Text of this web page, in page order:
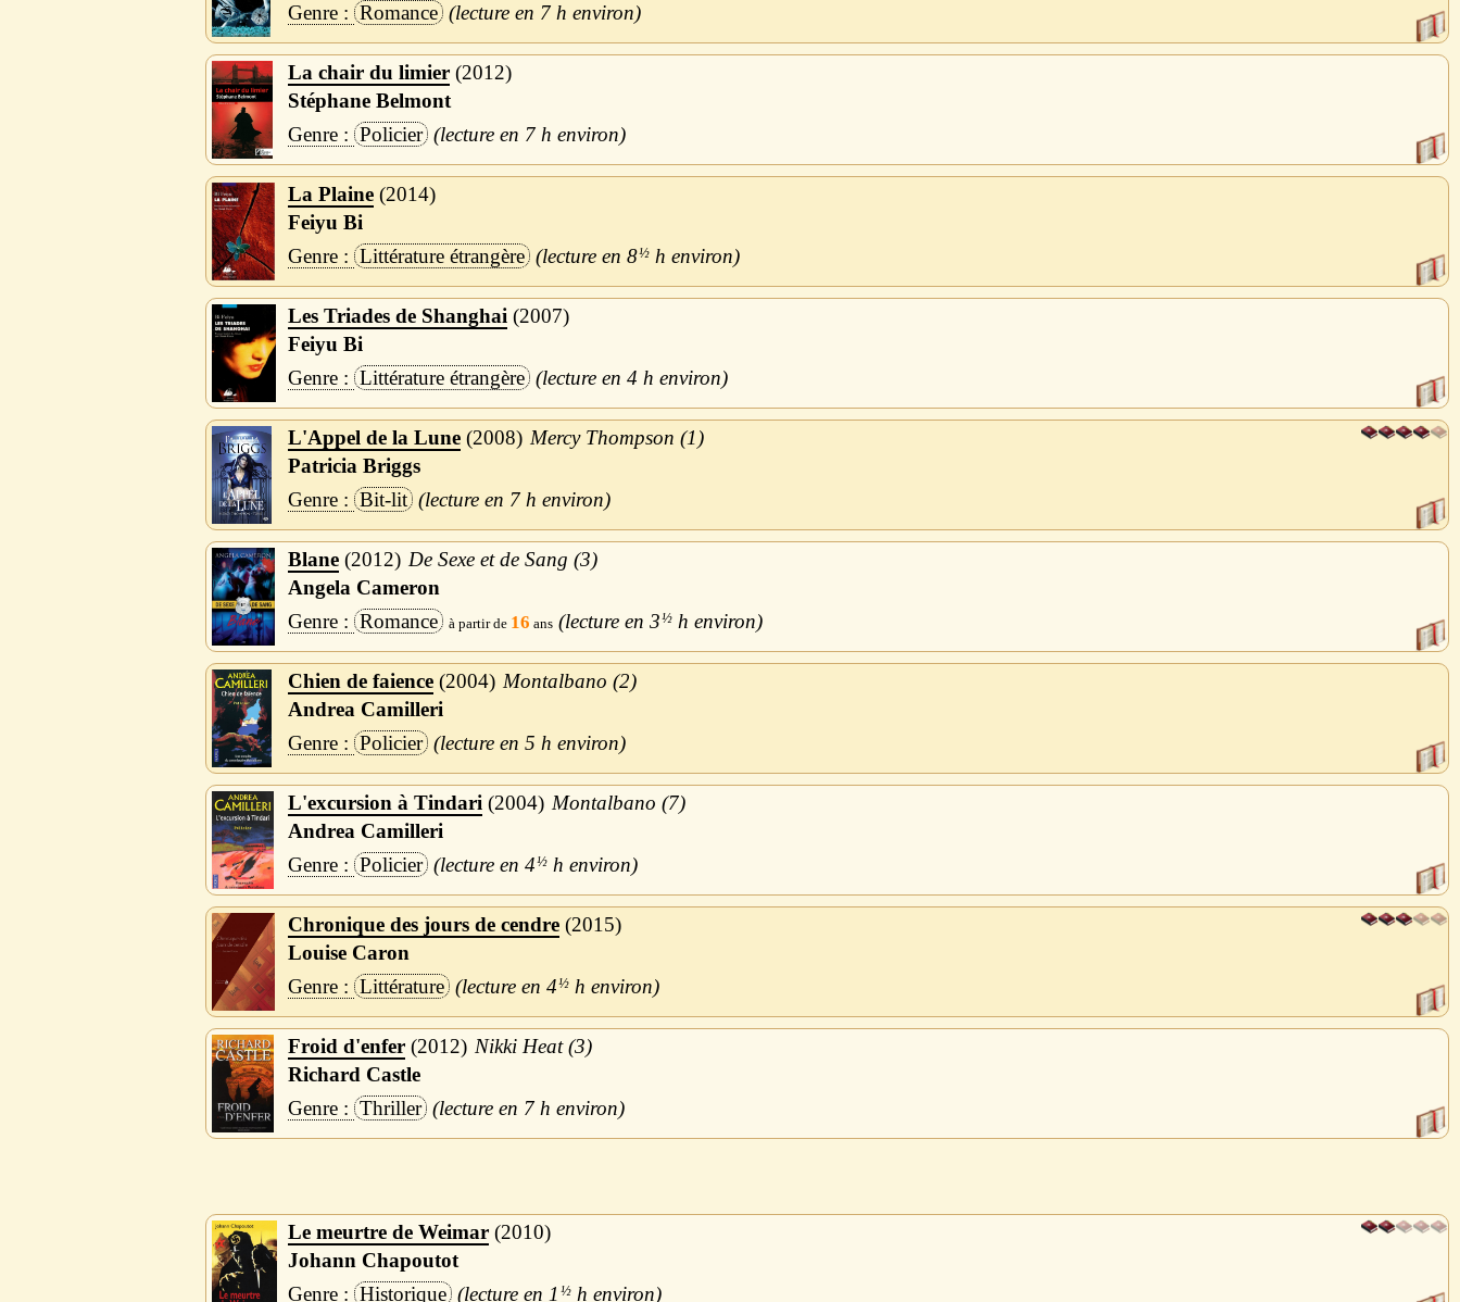
Romance
7 h
La chair du limier 2012
Stéphane Belmont
Policier
7 h
La Plaine 2014
Feiyu Bi
Littérature étrangère
8½h
Les Triades de Shanghai 2007
Feiyu Bi
Littérature étrangère
4 h
L'Appel de la Lune 2008
Mercy Thompson (1)
Patricia Briggs
Bit-lit
7 h
Blane 2012
De Sexe et de Sang (3)
Angela Cameron
Romance
16 3½h
Chien de faience 2004
Montalbano (2)
Andrea Camilleri
Policier
5 h
L'excursion à Tindari 2004
Montalbano (7)
Andrea Camilleri
Policier
4½h
Chronique des jours de cendre 2015
Louise Caron
Littérature
4½h
Froid d'enfer 2012
Nikki Heat (3)
Richard Castle
Thriller
7 h
Le meurtre de Weimar 2010
Johann Chapoutot
Historique
1 ½h